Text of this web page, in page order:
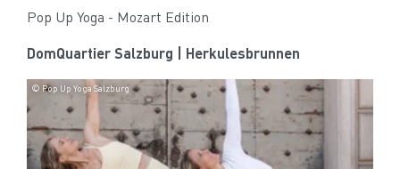
Pop Up Yoga - Mozart Edition
DomQuartier Salzburg | Herkulesbrunnen
© Pop Up Yoga Salzburg